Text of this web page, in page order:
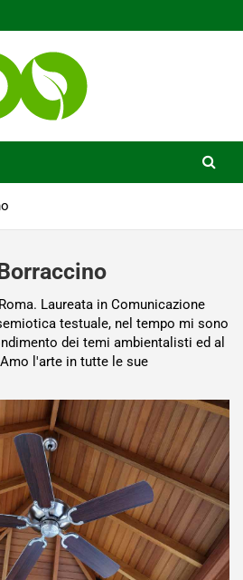
Laureata in Comunicazione
testuale, nel tempo mi sono
dei temi ambientalisti ed al
l'arte in tutte le sue